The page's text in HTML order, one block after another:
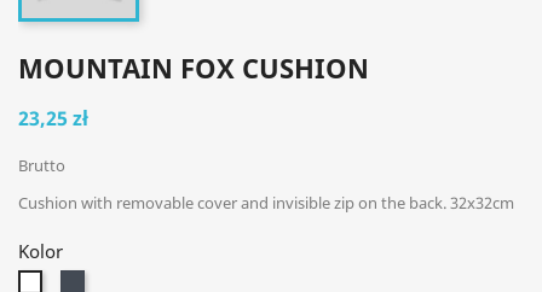
MOUNTAIN FOX CUSHION
23,25 zł
Brutto
Cushion with removable cover and invisible zip on the back. 32x32cm
Kolor